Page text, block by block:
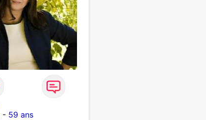
- 59 ans